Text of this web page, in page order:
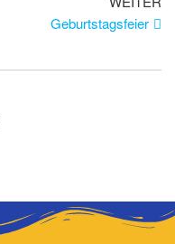
Geburtstagsfeier